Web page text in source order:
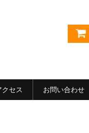
クセス お問い合わせ